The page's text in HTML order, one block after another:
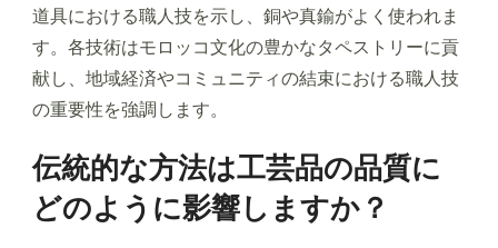
道具における職人技を示し、銅や真鍮がよく使われま
す。各技術はモロッコ文化の豊かなタペストリーに貢
献し、地域経済やコミュニティの結束における職人技
の重要性を強調します。
伝統的な方法は工芸品の品質に
どのように影響しますか？